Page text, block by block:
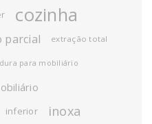
cozinha
parcial extração total
para mobiliário
inferior inoxa